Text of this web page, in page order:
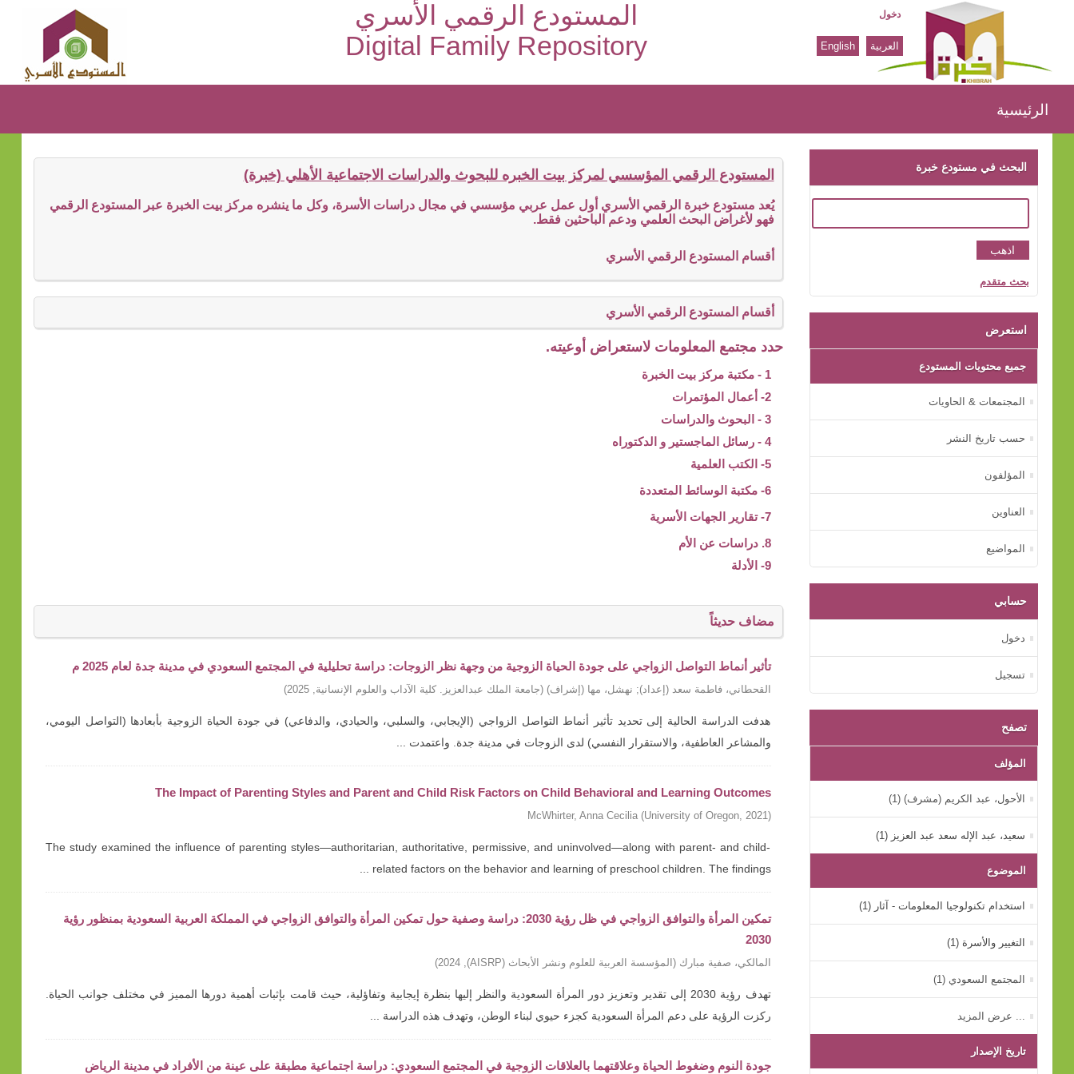
المستودع الرقمي الأسري
Digital Family Repository
الرئيسية
دخول
العربية English
الرئيسية
المستودع الرقمي المؤسسي لمركز بيت الخبره للبحوث والدراسات الاجتماعية الأهلي (خبرة)
يُعد مستودع خبرة الرقمي الأسري أول عمل عربي مؤسسي في مجال دراسات الأسرة، وكل ما ينشره مركز بيت الخبرة عبر المستودع الرقمي
فهو لأغراض البحث العلمي ودعم الباحثين فقط.
أقسام المستودع الرقمي الأسري
أقسام المستودع الرقمي الأسري
حدد مجتمع المعلومات لاستعراض أوعيته.
1 - مكتبة مركز بيت الخبرة
2- أعمال المؤتمرات
3 - البحوث والدراسات
4 - رسائل الماجستير و الدكتوراه
5- الكتب العلمية
6- مكتبة الوسائط المتعددة
7- تقارير الجهات الأسرية
8. دراسات عن الأم
9- الأدلة
مضاف حديثاً
تأثير أنماط التواصل الزواجي على جودة الحياة الزوجية من وجهة نظر الزوجات: دراسة تحليلية في المجتمع السعودي في مدينة جدة لعام 2025 م
القحطاني، فاطمة سعد (إعداد); نهشل، مها (إشراف) (جامعة الملك عبدالعزيز. كلية الآداب والعلوم الإنسانية,
2025
)
هدفت الدراسة الحالية إلى تحديد تأثير أنماط التواصل الزواجي (الإيجابي، والسلبي، والحيادي، والدفاعي) في جودة الحياة الزوجية بأبعادها (التواصل اليومي،
والمشاعر العاطفية، والاستقرار النفسي) لدى الزوجات في مدينة جدة. واعتمدت ...
The Impact of Parenting Styles and Parent and Child Risk Factors on Child Behavioral and Learning Outcomes
McWhirter, Anna Cecilia (University of Oregon, 2021)
The study examined the influence of parenting styles—authoritarian, authoritative, permissive, and uninvolved—along with parent- and child-
related factors on the behavior and learning of preschool children. The findings ...
تمكين المرأة والتوافق الزواجي في ظل رؤية 2030: دراسة وصفية حول تمكين المرأة والتوافق الزواجي في المملكة العربية السعودية بمنظور رؤية
2030
المالكي، صفية مبارك ( المؤسسة العربية للعلوم ونشر الأبحاث (AISRP) ,
2024
)
تهدف رؤية 2030 إلى تقدير وتعزيز دور المرأة السعودية والنظر إليها بنظرة إيجابية وتفاؤلية، حيث قامت بإثبات أهمية دورها المميز في مختلف جوانب الحياة.
ركزت الرؤية على دعم المرأة السعودية كجزء حيوي لبناء الوطن، وتهدف هذه الدراسة ...
جودة النوم وضغوط الحياة وعلاقتهما بالعلاقات الزوجية في المجتمع السعودي: دراسة اجتماعية مطبقة على عينة من الأفراد في مدينة الرياض
البحث في مستودع خبرة
بحث متقدم
استعرض
جميع محتويات المستودع
المجتمعات & الحاويات
حسب تاريخ النشر
المؤلفون
العناوين
المواضيع
حسابي
دخول
تسجيل
تصفح
المؤلف
الأحول، عبد الكريم (مشرف) (1)
سعيد، عبد الإله سعد عبد العزيز (1)
الموضوع
استخدام تكنولوجيا المعلومات - آثار (1)
التغيير والأسرة (1)
المجتمع السعودي (1)
... عرض المزيد
تاريخ الإصدار